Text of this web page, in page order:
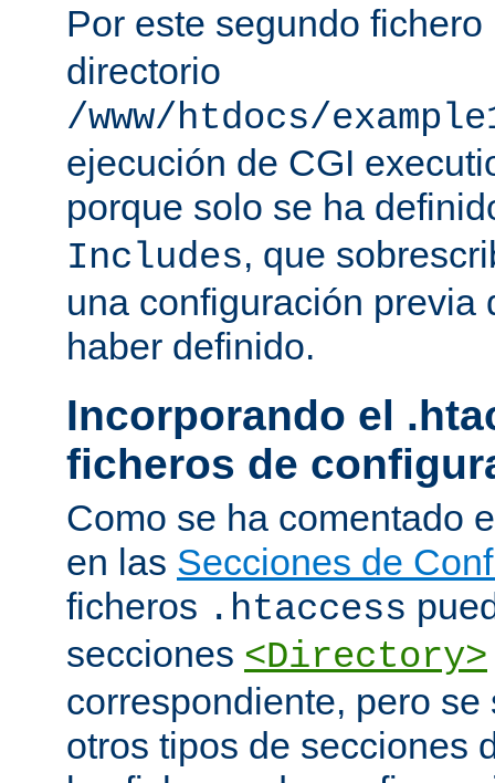
Por este segundo fichero
directorio
/www/htdocs/
ejecución de CGI
porque solo se ha
Includes, que
una configuración previa
haber definido.
Incorporando el
ficheros de
Como se ha comentado
en las Secciones de
ficheros .htaccess
secciones <Directory>
correspondiente, pero
otros tipos de secciones